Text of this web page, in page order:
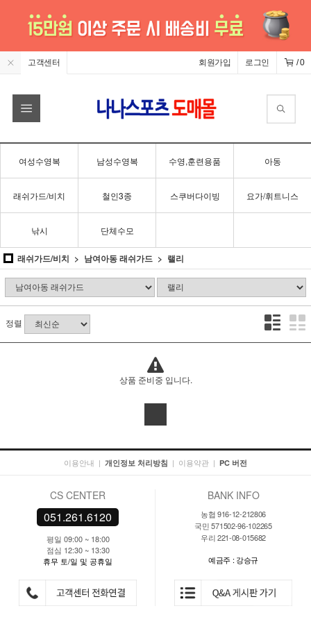
고객센터 /0
로그인
회원가입
여성수영복 남성수영복 수영,훈련용품 아동
래쉬가드/비치 철인3종 스쿠버다이빙 요가/휘트니스
낚시 단체수모
래쉬가드/비치 남여아동 래쉬가드 랠리
정렬
상품 준비중 입니다.
이용안내 | 개인정보 처리방침 | 이용약관 | PC 버전
CS CENTER
051.261.6120
평일 09:00 ~ 18:00
점심 12:30 ~ 13:30
휴무 토/일 및 공휴일
BANK INFO
농협 916-12-212806
국민 571502-96-102265
우리 221-08-015682
예금주 : 강승규